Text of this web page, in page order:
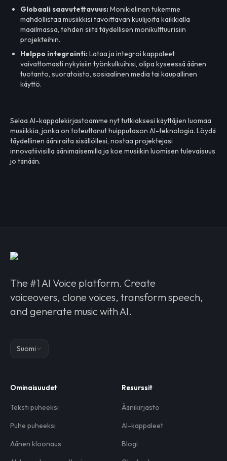
Globaali saavutettavuus:Monikielinen tukemme
mahdollistaa musiikkisi tavoittavan kuulijoita kaikkialla
maailmassa, tehden siitä täydellisen monikulttuurisiin
projekteihin.
Helppo integrointi:Lataa ja integroi kappaleet
vaivattomasti nykyisiin työnkulkuihisi, olipa kyseessä äänen
tuotanto, suoratoisto, sosiaalinen media tai kaupallinen
käyttö.
Selaa AI-kappalekirjastoamme nyt tutkiaksesi käyttäjien luomaa
musiikkia, jonka on toteuttanut huipputason AI-teknologia. Löydä
täydellinen ääniraita sisällöllesi, nostaa projektejasi
innovatiivisilla äänimaisemilla ja koe musiikin luomisen tulevaisuus
jo tänään.
The #1 AI Voice platform. Create
voiceovers, clone voices, transform speech,
and generate music with AI.
Suomi
Ominaisuudet
Teksti puheeksi
Puhe puheeksi
Äänen kloonaus
Resurssit
Äänikirjasto
AI-kappaleet
Blogi